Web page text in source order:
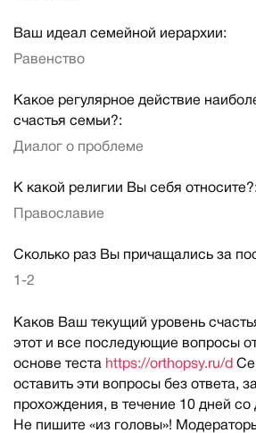
Ваш идеал семейной иерархии:
Равенство
Какое регулярное действие
счастья семьи?:
Диалог о проблеме
К какой религии Вы себя относите?:
Православие
Сколько раз Вы причащались за
1-2
Каков Ваш текущий уровень
этот и все последующие вопросы
основе теста https://orthopsy.ru/d
оставить эти вопросы без ответа,
прохождения, в течение 10 дней со
Не пишите «из головы»!